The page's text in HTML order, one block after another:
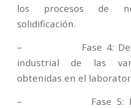
los procesos de
solidificación.
– Fase 4:
industrial de las
obtenidas en el
– Fase 5: